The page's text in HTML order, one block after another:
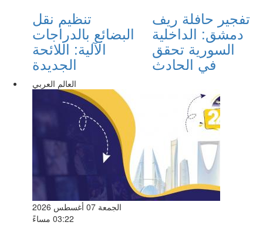
تنظيم نقل
البضائع بالدراجات
الآلية: اللائحة
الجديدة
تفجير حافلة ريف
دمشق: الداخلية
السورية تحقق
في الحادث
العالم العربي
الجمعة 07 أغسطس 2026
03:22 مساءً